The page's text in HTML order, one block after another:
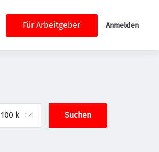
Für Arbeitgeber Anmelden
Suchen